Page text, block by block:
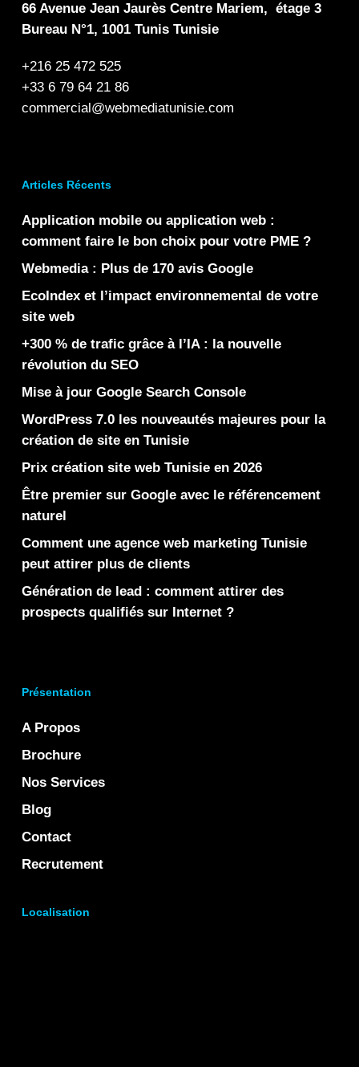
66 Avenue Jean Jaurès Centre Mariem, étage 3
Bureau N°1, 1001 Tunis Tunisie
+216 25 472 525
+33 6 79 64 21 86
commercial@webmediatunisie.com
Articles Récents
Application mobile ou application web :
comment faire le bon choix pour votre PME ?
Webmedia : Plus de 170 avis Google
EcoIndex et l’impact environnemental de votre
site web
+300 % de trafic grâce à l’IA : la nouvelle
révolution du SEO
Mise à jour Google Search Console
WordPress 7.0 les nouveautés majeures pour la
création de site en Tunisie
Prix création site web Tunisie en 2026
Être premier sur Google avec le référencement
naturel
Comment une agence web marketing Tunisie
peut attirer plus de clients
Génération de lead : comment attirer des
prospects qualifiés sur Internet ?
Présentation
A Propos
Brochure
Nos Services
Blog
Contact
Recrutement
Localisation